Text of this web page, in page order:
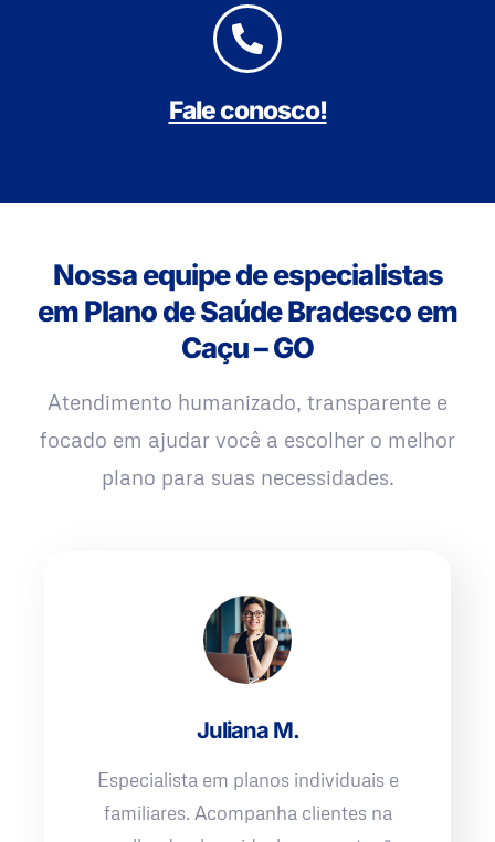
Fale conosco!
Nossa equipe de especialistas
em Plano de Saúde Bradesco em
Caçu – GO
Atendimento humanizado, transparente e
focado em ajudar você a escolher o melhor
plano para suas necessidades.
Juliana M.
Especialista em planos individuais e
familiares. Acompanha clientes na